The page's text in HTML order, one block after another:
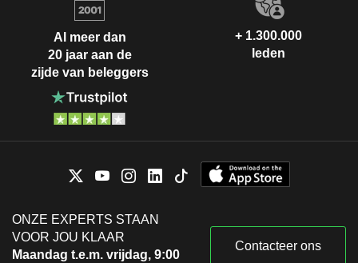
Al meer dan
20 jaar aan de
zijde van beleggers
+ 1.300.000
leden
ONZE EXPERTS STAAN
VOOR JOU KLAAR
Maandag t.e.m. vrijdag, 9:00
Contacteer ons